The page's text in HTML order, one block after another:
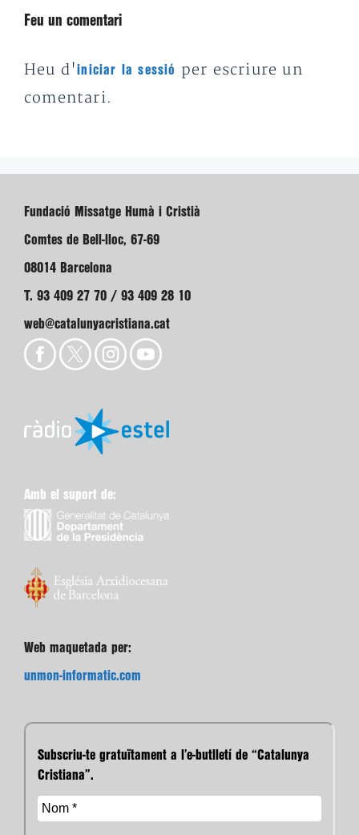
Feu un comentari
Heu d'iniciar la sessió
per escriure un
comentari.
Fundació Missatge Humà i Cristià
Comtes de Bell-lloc, 67-69
08014 Barcelona
T. 93 409 27 70 / 93 409 28 10
web@catalunyacristiana.cat
Amb el suport de:
Web maquetada per:
unmon-informatic.com
Subscriu-te gratuïtament a l’e-butlletí de “Catalunya
Cristiana”.